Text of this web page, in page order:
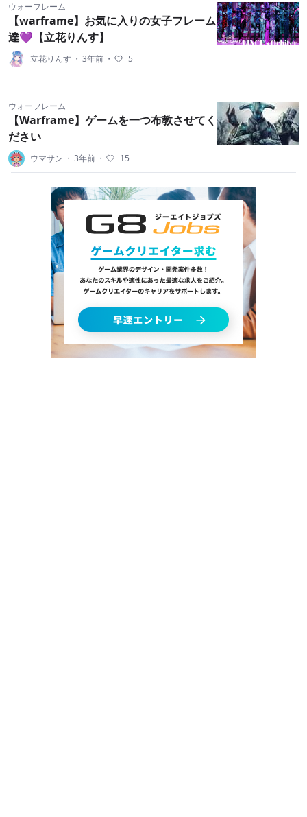
ウォーフレーム
【warframe】お気に入りの女子フレーム
達💜【立花りんす】
立花りんす ・ 3年前 ・ 5
ウォーフレーム
【Warframe】ゲームを一つ布教させてく
ださい
ウマサン ・ 3年前 ・ 15